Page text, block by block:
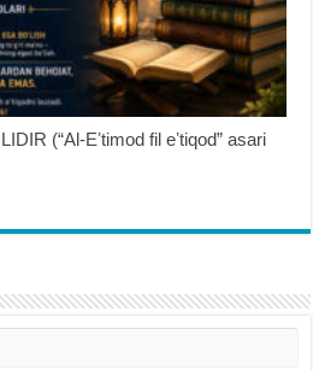
(“Al-Eʼtimod fil eʼtiqod” asari